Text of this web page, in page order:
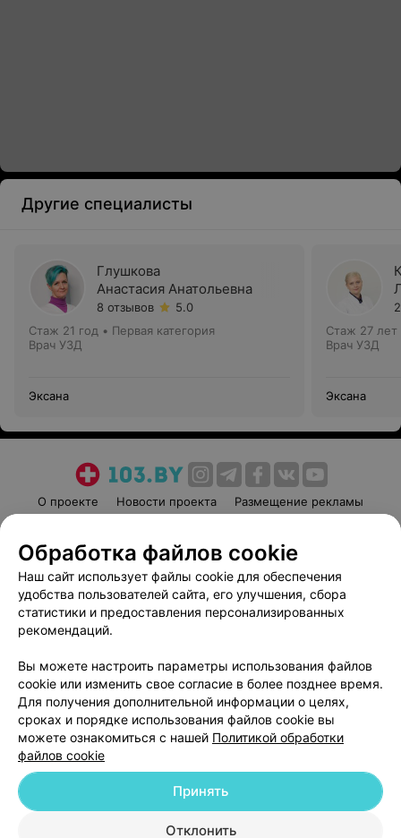
Другие специалисты
Глушкова
Анастасия Анатольевна
8 отзывов
5.0
Стаж 21 год • Первая категория
Врач УЗД
Эксана
Стаж 27 лет
Врач УЗД
Эксана
О проекте Новости проекта
Размещение рекламы
Пользовательское соглашение
Способы оплаты
Вакансии
Партнеры
Написать руководителю 103.by
Обработка персональных данных
© 2026 ООО «Артокс Лаб», УНП 191700409
| 220012, Республика Беларусь,
Обработка файлов cookie
Наш сайт использует файлы cookie для обеспечения
удобства пользователей сайта, его улучшения, сбора
статистики и предоставления персонализированных
рекомендаций.
Вы можете настроить параметры использования файлов
cookie или изменить свое согласие в более позднее время.
Для получения дополнительной информации о целях,
сроках и порядке использования файлов cookie вы
можете ознакомиться с нашей Политикой обработки
файлов cookie
Отклонить
Принять